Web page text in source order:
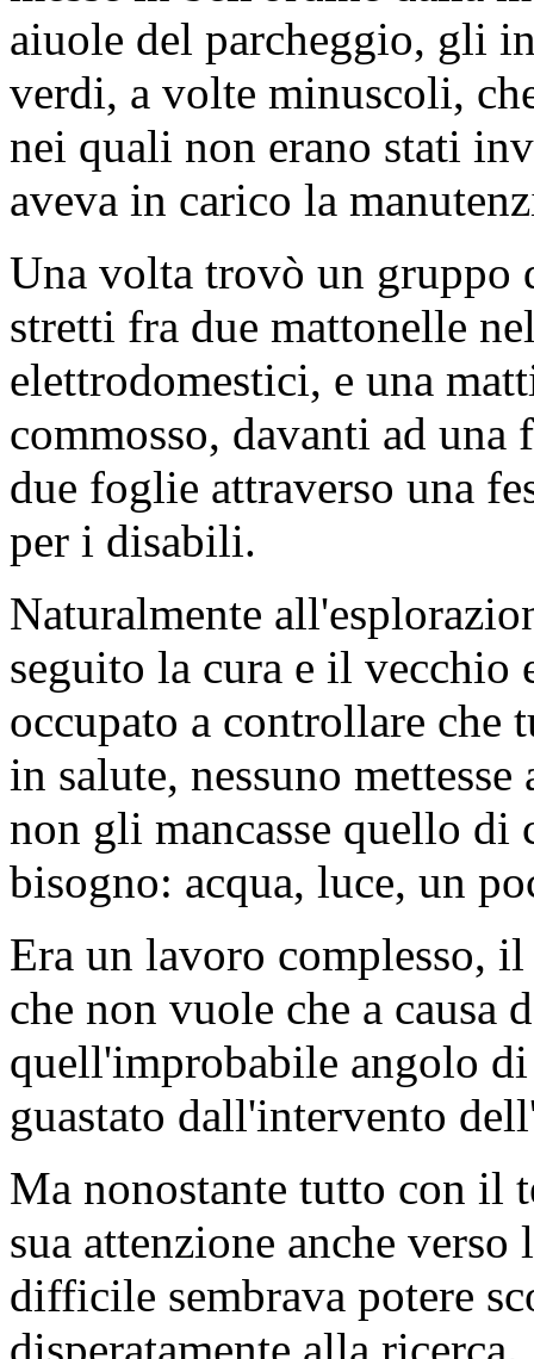
aiuole del parcheggio, gli
verdi, a volte minuscoli,
nei quali non erano stati
aveva in carico la
Una volta trovò un gruppo
stretti fra due mattonelle
elettrodomestici, e una
commosso, davanti ad una
due foglie attraverso una
per i disabili.
Naturalmente
seguito la cura e il vecchio
occupato a controllare che
in salute, nessuno
non gli mancasse quello di
bisogno: acqua, luce, un
Era un lavoro complesso,
che non vuole che a causa
quell'improbabile angolo di
guastato dall'intervento
Ma nonostante tutto con il
sua attenzione anche
difficile sembrava potere
disperatamente alla ricerca.